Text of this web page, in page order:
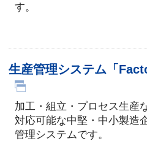
す。
生産管理システム「
加工・組立・プロセス生産
対応可能な中堅・中小製造
管理システムです。